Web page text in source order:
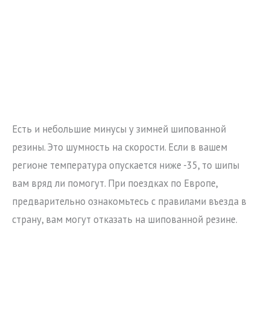
Есть и небольшие минусы у зимней шипованной
резины. Это шумность на скорости. Если в вашем
регионе температура опускается ниже -35, то шипы
вам вряд ли помогут. При поездках по Европе,
предварительно ознакомьтесь с правилами въезда в
страну, вам могут отказать на шипованной резине.